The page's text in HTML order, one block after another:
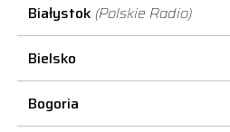
Białystok (Polskie Radio)
Bielsko
Bogoria